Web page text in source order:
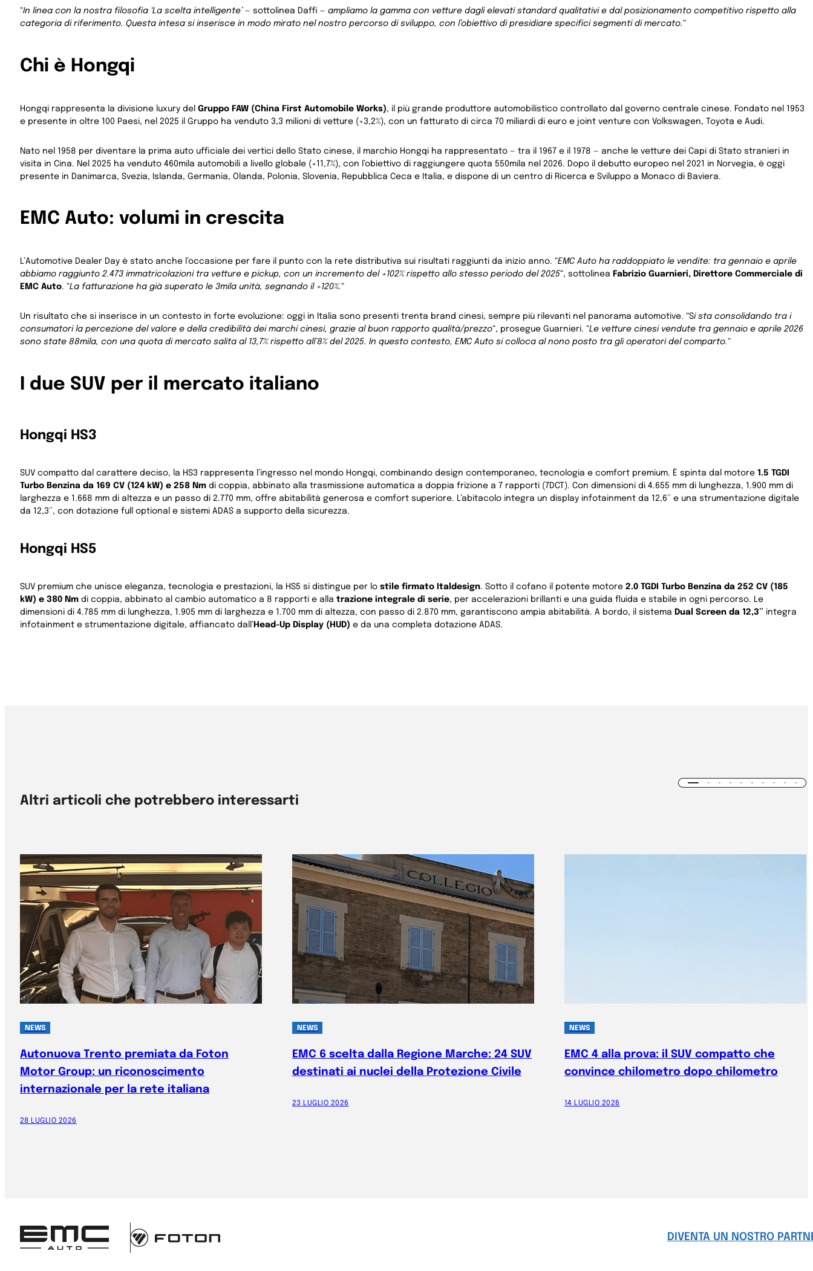
“In linea con la nostra filosofia ‘La scelta intelligente’— sottolinea Daffi — ampliamo la gamma con vetture dagli elevati standard qualitativi e dal posizionamento competitivo rispetto alla
categoria di riferimento. Questa intesa si inserisce in modo mirato nel nostro percorso di sviluppo, con l’obiettivo di presidiare specifici segmenti di mercato.“
Chi è Hongqi
Hongqi rappresenta la divisione luxury del Gruppo FAW (China First Automobile Works), il più grande produttore automobilistico controllato dal governo centrale cinese. Fondato nel 1953
e presente in oltre 100 Paesi, nel 2025 il Gruppo ha venduto 3,3 milioni di vetture (+3,2%), con un fatturato di circa 70 miliardi di euro e joint venture con Volkswagen, Toyota e Audi.
Nato nel 1958 per diventare la prima auto ufficiale dei vertici dello Stato cinese, il marchio Hongqi ha rappresentato — tra il 1967 e il 1978 — anche le vetture dei Capi di Stato stranieri in
visita in Cina. Nel 2025 ha venduto 460mila automobili a livello globale (+11,7%), con l’obiettivo di raggiungere quota 550mila nel 2026. Dopo il debutto europeo nel 2021 in Norvegia, è oggi
presente in Danimarca, Svezia, Islanda, Germania, Olanda, Polonia, Slovenia, Repubblica Ceca e Italia, e dispone di un centro di Ricerca e Sviluppo a Monaco di Baviera.
EMC Auto: volumi in crescita
L’Automotive Dealer Day è stato anche l’occasione per fare il punto con la rete distributiva sui risultati raggiunti da inizio anno. “EMC Auto ha raddoppiato le vendite: tra gennaio e aprile
abbiamo raggiunto 2.473 immatricolazioni tra vetture e pickup, con un incremento del +102% rispetto allo stesso periodo del 2025“, sottolinea Fabrizio Guarnieri, Direttore Commerciale di
EMC Auto. “La fatturazione ha già superato le 3mila unità, segnando il +120%.“
Un risultato che si inserisce in un contesto in forte evoluzione: oggi in Italia sono presenti trenta brand cinesi, sempre più rilevanti nel panorama automotive. “Si sta consolidando tra i
consumatori la percezione del valore e della credibilità dei marchi cinesi, grazie al buon rapporto qualità/prezzo“, prosegue Guarnieri. “Le vetture cinesi vendute tra gennaio e aprile 2026
sono state 88mila, con una quota di mercato salita al 13,7% rispetto all’8% del 2025. In questo contesto, EMC Auto si colloca al nono posto tra gli operatori del comparto.“
I due SUV per il mercato italiano
Hongqi HS3
SUV compatto dal carattere deciso, la HS3 rappresenta l’ingresso nel mondo Hongqi, combinando design contemporaneo, tecnologia e comfort premium. È spinta dal motore 1.5 TGDI
Turbo Benzina da 169 CV (124 kW) e 258 Nm di coppia, abbinato alla trasmissione automatica a doppia frizione a 7 rapporti (7DCT). Con dimensioni di 4.655 mm di lunghezza, 1.900 mm di
larghezza e 1.668 mm di altezza e un passo di 2.770 mm, offre abitabilità generosa e comfort superiore. L’abitacolo integra un display infotainment da 12,6″ e una strumentazione digitale
da 12,3″, con dotazione full optional e sistemi ADAS a supporto della sicurezza.
Hongqi HS5
SUV premium che unisce eleganza, tecnologia e prestazioni, la HS5 si distingue per lo stile firmato Italdesign. Sotto il cofano il potente motore 2.0 TGDI Turbo Benzina da 252 CV (185
kW) e 380 Nm di coppia, abbinato al cambio automatico a 8 rapporti e alla trazione integrale di serie, per accelerazioni brillanti e una guida fluida e stabile in ogni percorso. Le
dimensioni di 4.785 mm di lunghezza, 1.905 mm di larghezza e 1.700 mm di altezza, con passo di 2.870 mm, garantiscono ampia abitabilità. A bordo, il sistema Dual Screen da 12,3″ integra
infotainment e strumentazione digitale, affiancato dall’ Head-Up Display (HUD) e da una completa dotazione ADAS.
Altri articoli che potrebbero interessarti
NEWS
Autonuova Trento premiata da Foton
Motor Group: un riconoscimento
internazionale per la rete italiana
28 LUGLIO 2026
NEWS
EMC 6 scelta dalla Regione Marche: 24 SUV
destinati ai nuclei della Protezione Civile
23 LUGLIO 2026
NEWS
EMC 4 alla prova: il SUV compatto che
convince chilometro dopo chilometro
14 LUGLIO 2026
DIVENTA UN NOSTRO